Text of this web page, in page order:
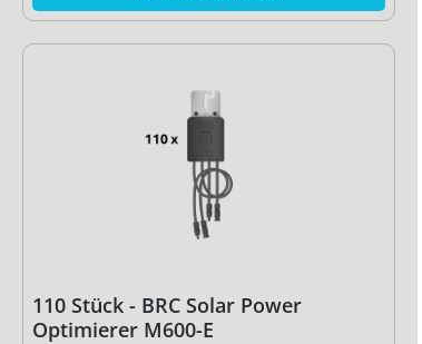
110 Stück - BRC Solar Power
Optimierer M600-E